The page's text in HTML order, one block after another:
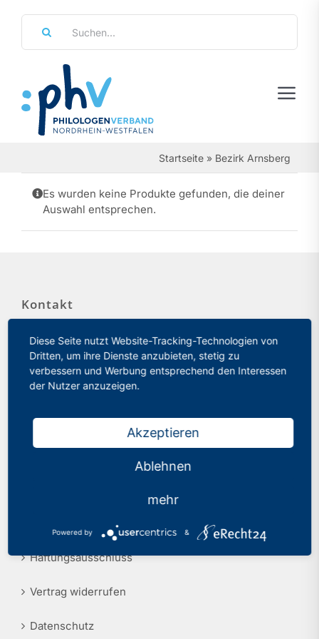
springen
Regierungsbezirke
Über Uns
Leistungen & Service
Presse
Recht
Startseite » Bezirk Arnsberg
Es wurden keine Produkte gefunden, die deiner
Auswahl entsprechen.
Kontakt
Philologenverband Nordrhein-Westfalen
Graf-Adolf-Str. 84
40210 Düsseldorf
Haftungsausschluss
Vertrag widerrufen
Datenschutz
Diese Seite nutzt Website-Tracking-Technologien von
Dritten, um ihre Dienste anzubieten, stetig zu
verbessern und Werbung entsprechend den Interessen
der Nutzer anzuzeigen.
Akzeptieren
Ablehnen
mehr
Powered by &